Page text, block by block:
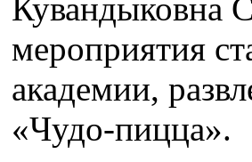
Кувандыковна
мероприятия
академии,
«Чудо-пицца».